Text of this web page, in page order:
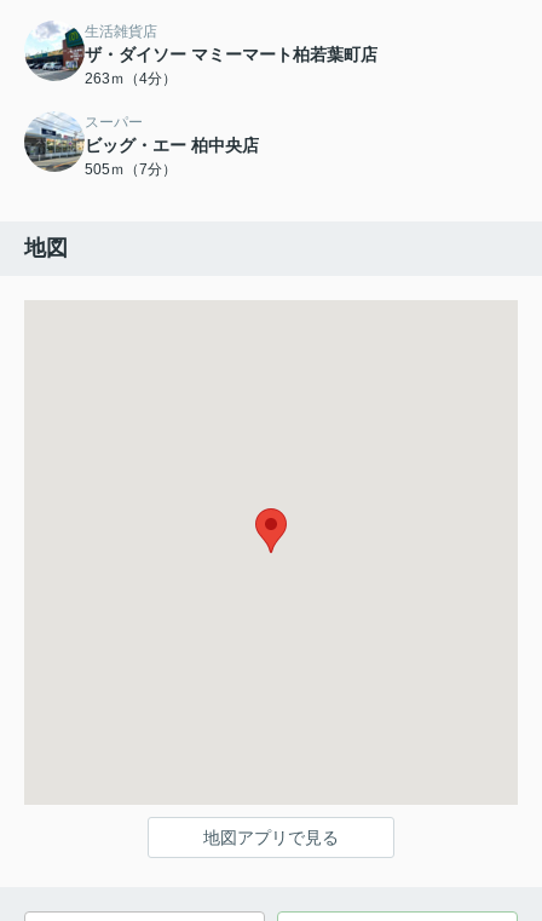
生活雑貨店
ザ・ダイソー マミーマート柏若葉町店
263ｍ（4分）
スーパー
ビッグ・エー 柏中央店
505ｍ（7分）
地図
地図アプリで見る